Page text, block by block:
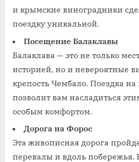
и крымские виноградники
поездку уникальной.
Посещение Балаклавы
Балаклава — это не только
историей, но и невероятные
крепость Чембало. Поездка на
позволит вам насладиться
особым комфортом.
Дорога на Форос
Эта живописная дорога
перевалы и вдоль